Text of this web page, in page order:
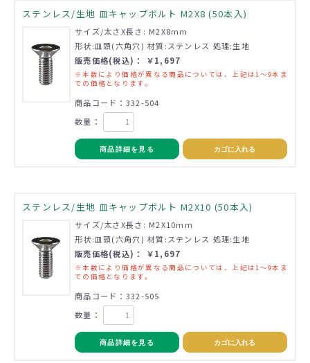
ステンレス/生地 皿キャップボルト M2X8 (50本入)
サイズ/太さX長さ: M2X8mm
形状:皿頭(六角穴) 材質:ステンレス 処理:生地
販売価格(税込)： ￥1,697
※本数により価格が異なる商品については、上記は1～9本ま
での価格となります。
商品コード：332-504
数量：
商品詳細を見る カゴに入れる
ステンレス/生地 皿キャップボルト M2X10 (50本入)
サイズ/太さX長さ: M2X10mm
形状:皿頭(六角穴) 材質:ステンレス 処理:生地
販売価格(税込)： ￥1,697
※本数により価格が異なる商品については、上記は1～9本ま
での価格となります。
商品コード：332-505
数量：
商品詳細を見る カゴに入れる